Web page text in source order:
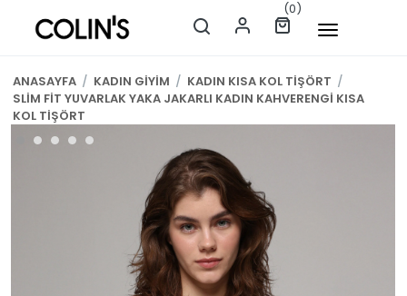
(0)
ANASAYFA / KADIN GİYİM / KADIN KISA KOL TİŞÖRT /
SLİM FİT YUVARLAK YAKA JAKARLI KADIN KAHVERENGİ KISA
KOL TİŞÖRT